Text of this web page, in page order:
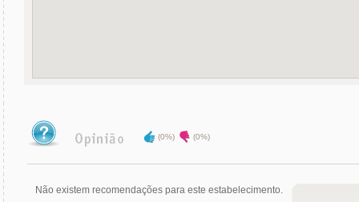
(0%) (0%)
Não existem recomendações para este estabelecimento.